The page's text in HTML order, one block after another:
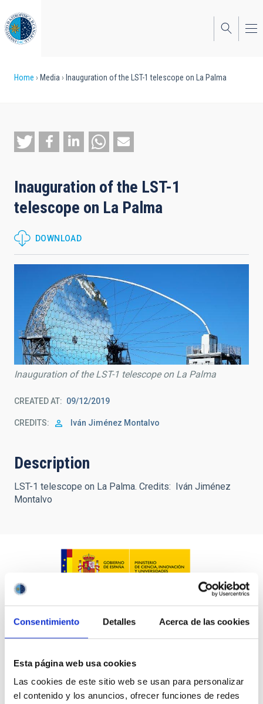
Consentimiento Detalles Acerca de las cookies
Esta página web usa cookies
Las cookies de este sitio web se usan para personalizar
el contenido y los anuncios, ofrecer funciones de redes
to
main
content
Breadcrumb
Home Media Inauguration of the LST-1 telescope on La Palma
Inauguration of the LST-1
telescope on La Palma
DOWNLOAD
Inauguration of the LST-1 telescope on La Palma
CREATED AT 09/12/2019
CREDITS Iván Jiménez Montalvo
Description
LST-1 telescope on La Palma. Credits: Iván Jiménez
Montalvo